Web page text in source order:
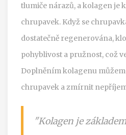
tlumiče nárazů, a kolagen je
chrupavek. Když se
dostatečně regenerována,
pohyblivost a pružnost, což
Doplněním kolagenu
chrupavek a zmírnit
"Kolagen je